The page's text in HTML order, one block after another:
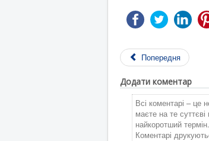
Попередня
Додати коментар
Всі коментарі – це
маєте на те
найкоротший термін.
Коментарі